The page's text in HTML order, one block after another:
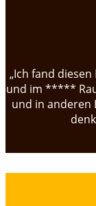
„Ich fand
und im *****
und in anderen